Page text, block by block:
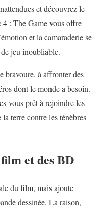
et découvrez le
4 : The Game vous offre
et la camaraderie se
jeu inoubliable.
bravoure, à affronter des
dont le monde a besoin.
vous prêt à rejoindre les
terre contre les ténèbres
et des BD
du film, mais ajoute
dessinée. La raison,